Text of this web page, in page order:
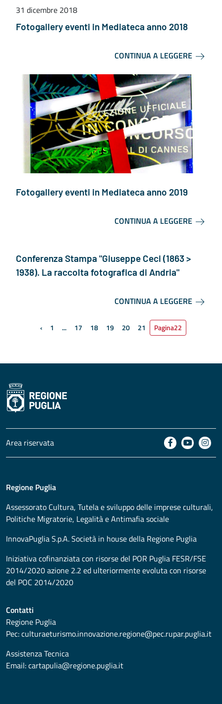
31 dicembre 2018
Fotogallery eventi in Mediateca anno 2018
CONTINUA A LEGGERE
Fotogallery eventi in Mediateca anno 2019
CONTINUA A LEGGERE
Conferenza Stampa "Giuseppe Ceci (1863 >
1938). La raccolta fotografica di Andria"
CONTINUA A LEGGERE
‹Pagina precedente
1 ... 17 18 19 20 21 Pagina22
Area riservata
Regione Puglia
Assessorato Cultura, Tutela e sviluppo delle imprese culturali,
Politiche Migratorie, Legalità e Antimafia sociale
InnovaPuglia S.p.A. Società in house della Regione Puglia
Iniziativa cofinanziata con risorse del POR Puglia FESR/FSE
2014/2020 azione 2.2 ed ulteriormente evoluta con risorse
del POC 2014/2020
Contatti
Regione Puglia
Pec:culturaeturismo.innovazione.regione@pec.rupar.puglia.it
Assistenza Tecnica
Email:cartapulia@regione.puglia.it